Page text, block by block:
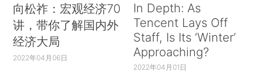
向松祚：宏观经济70
讲，带你了解国内外
经济大局
2022年04月06日
In Depth: As
Tencent Lays Off
Staff, Is Its ‘Winter’
Approaching?
2022年04月01日